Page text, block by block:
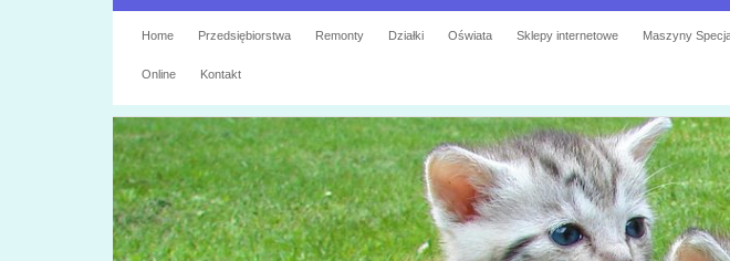
Home Przedsiębiorstwa Remonty Działki Oświata Sklepy internetowe Maszyny
Online Kontakt